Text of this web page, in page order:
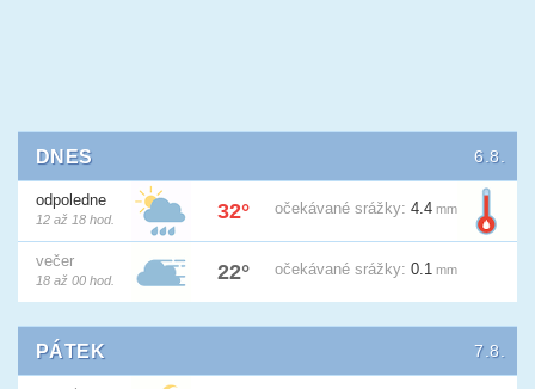
DNES 6.8.
odpoledne
12 až 18 hod. 32° očekávané srážky: 4.4 mm
večer
18 až 00 hod. 22° očekávané srážky: 0.1 mm
PÁTEK 7.8.